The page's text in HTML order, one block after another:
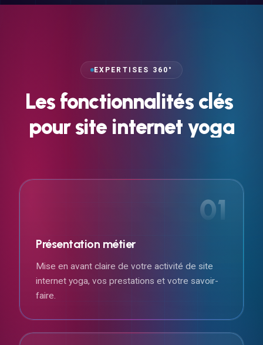
EXPERTISES 360°
Les fonctionnalités clés
poursite internet yoga
01
Présentation métier
Mise en avant claire de votre activité de site
internet yoga, vos prestations et votre savoir-
faire.